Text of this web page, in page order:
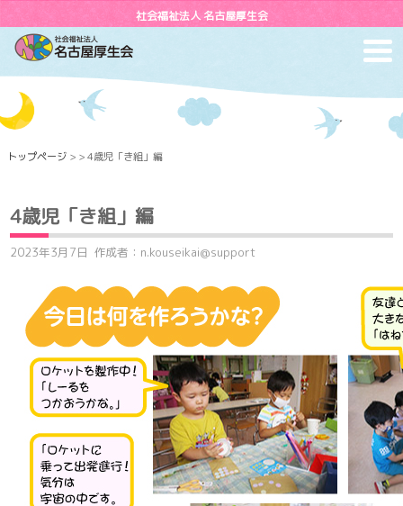
社会福祉法人 名古屋厚生会
トップページ > > 4歳児「き組」編
4歳児「き組」編
2023年3月7日 作成者：n.kouseikai@support